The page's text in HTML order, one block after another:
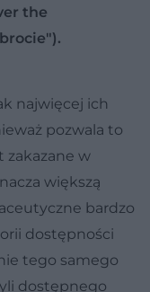
the
najwięcej ich
pozwala to
zakazane w
większą
bardzo
dostępności
tego samego
dostępnego